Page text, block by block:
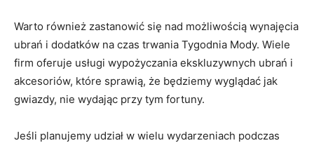
Warto również zastanowić się nad możliwością wynajęcia
ubrań i dodatków na czas trwania Tygodnia Mody. Wiele⁤
firm⁢ oferuje usługi wypożyczania ekskluzywnych ubrań i
akcesoriów, które sprawią, że będziemy‌ wyglądać ⁣jak
gwiazdy, nie wydając przy tym fortuny.
Jeśli planujemy udział w​ wielu wydarzeniach podczas